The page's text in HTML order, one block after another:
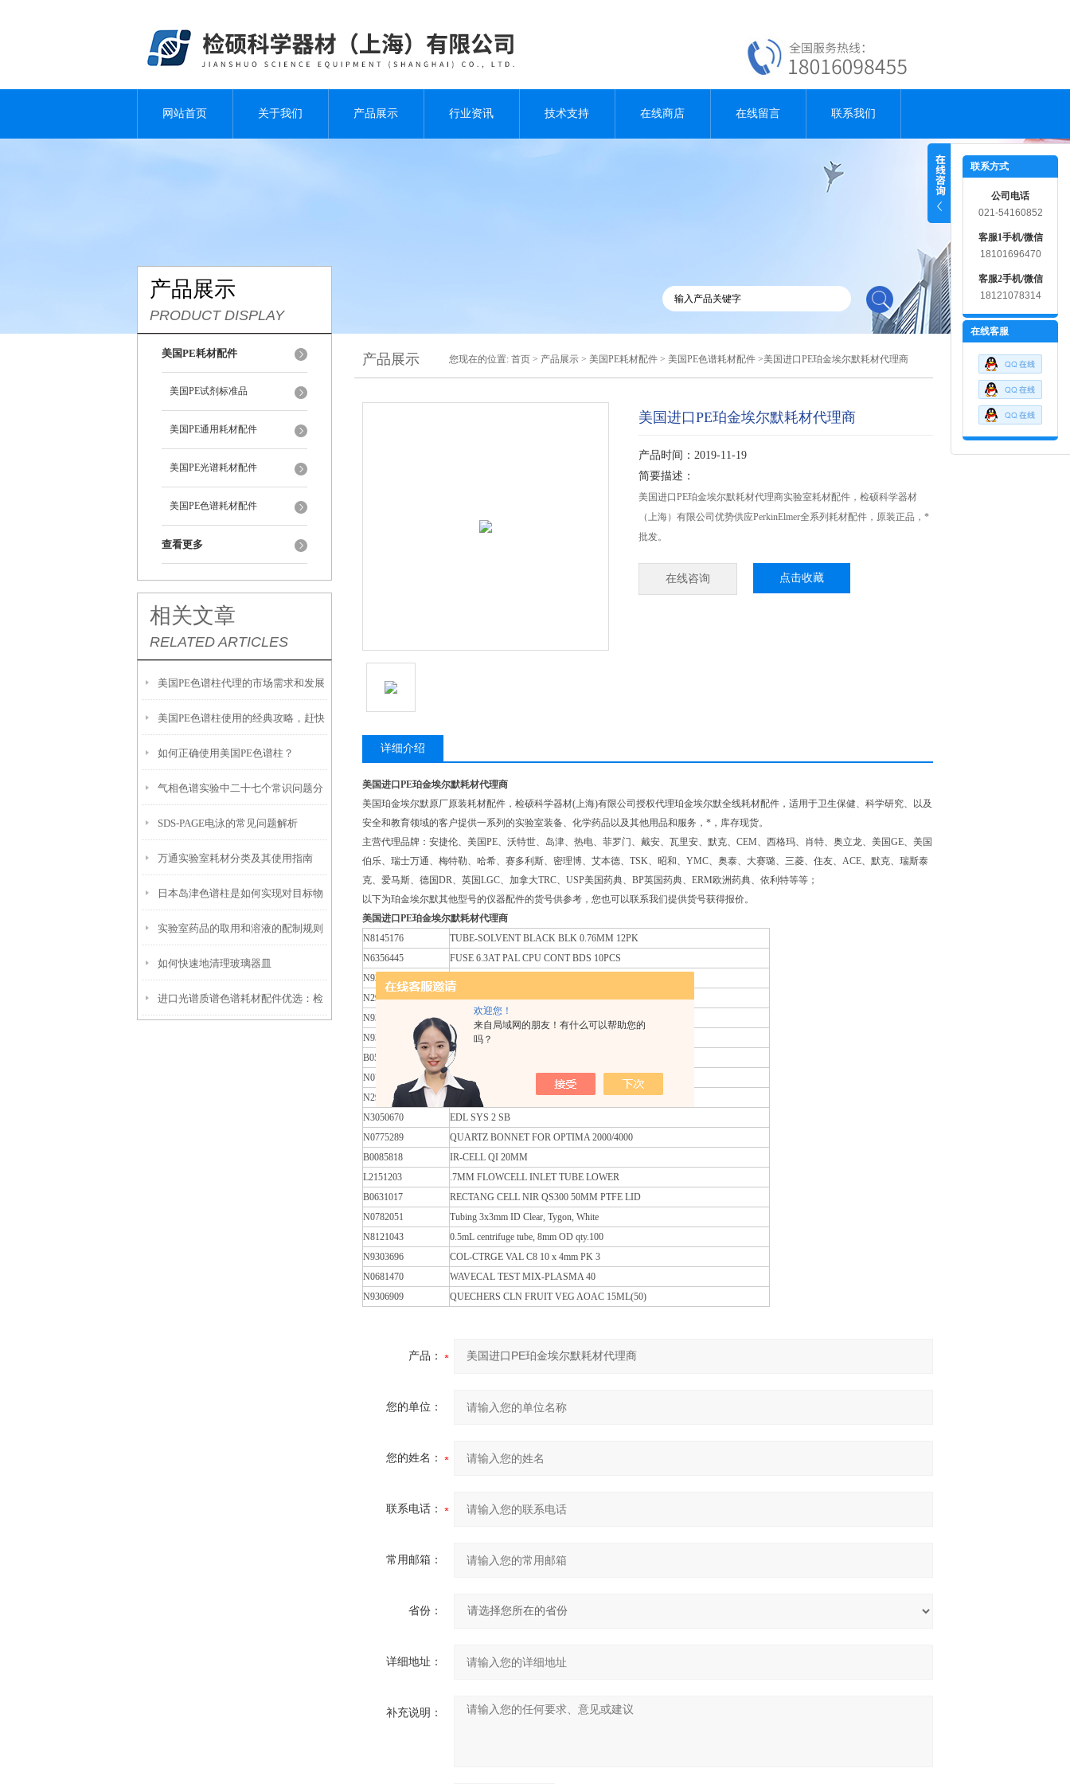
欢迎您！
来自局域网的朋友！有什么可以帮助您的
吗？
网站首页 关于我们 产品展示 行业资讯 技术支持 在线商店 在线留言 联系我们
产品展示
PRODUCT DISPLAY
美国PE耗材配件
美国PE试剂标准品
美国PE通用耗材配件
美国PE光谱耗材配件
美国PE色谱耗材配件
查看更多
相关文章
RELATED ARTICLES
美国PE色谱柱代理的市场需求和发展
前景如何？
美国PE色谱柱使用的经典攻略，赶快
收藏！
如何正确使用美国PE色谱柱？
气相色谱实验中二十七个常识问题分
析
SDS-PAGE电泳的常见问题解析
万通实验室耗材分类及其使用指南
日本岛津色谱柱是如何实现对目标物
质的分离与纯化的？
实验室药品的取用和溶液的配制规则
如何快速地清理玻璃器皿
进口光谱质谱色谱耗材配件优选：检
产品展示 您现在的位置: 首页 > 产品展示 > 美国PE耗材配件 > 美国PE色谱耗材配件 >美国进口PE珀金埃尔默耗材代理商
美国进口PE珀金埃尔默耗材代理商
产品时间：2019-11-19
简要描述：
美国进口PE珀金埃尔默耗材代理商实验室耗材配件，检硕科学器材
（上海）有限公司优势供应PerkinElmer全系列耗材配件，原装正品，*
批发。
在线咨询 点击收藏
详细介绍
美国进口PE珀金埃尔默耗材代理商
美国珀金埃尔默原厂原装耗材配件，检硕科学器材(上海)有限公司授权代理珀金埃尔默全线耗材配件，适用于卫生保健、科学研究、以及
安全和教育领域的客户提供一系列的实验室装备、化学药品以及其他用品和服务，*，库存现货。
主营代理品牌：安捷伦、美国PE、沃特世、岛津、热电、菲罗门、戴安、瓦里安、默克、CEM、西格玛、肖特、奥立龙、美国GE、美国
伯乐、瑞士万通、梅特勒、哈希、赛多利斯、密理博、艾本德、TSK、昭和、YMC、奥泰、大赛璐、三菱、住友、ACE、默克、瑞斯泰
克、爱马斯、德国DR、英国LGC、加拿大TRC、USP美国药典、BP英国药典、ERM欧洲药典、依利特等等；
以下为珀金埃尔默其他型号的仪器配件的货号供参考，您也可以联系我们提供货号获得报价。
美国进口PE珀金埃尔默耗材代理商
N8145176
TUBE-SOLVENT BLACK BLK 0.76MM 12PK
N6356445
FUSE 6.3AT PAL CPU CONT BDS 10PCS
N9302990
5mL PTFE LUERLOCK SALTLINE SYRING 1/PK
N2916083
GASKET-DARWIN OVEN DOOR
N9306691
COL-SPRA PLY HLB 60 200MG/LRC (50)
N9303700
COL-CTRGE VAL CYA0 x 4mm PK3
B0507949
TUBING ADAPTER N
N0777493
Tracey PFA44 Spray Chamber ELAN
N2930313
2500UL SAMPLE SYRINGE STARTING KIT
N3050670
EDL SYS 2 SB
N0775289
QUARTZ BONNET FOR OPTIMA 2000/4000
B0085818
IR-CELL QI 20MM
L2151203
.7MM FLOWCELL INLET TUBE LOWER
B0631017
RECTANG CELL NIR QS300 50MM PTFE LID
N0782051
Tubing 3x3mm ID Clear, Tygon, White
N8121043
0.5mL centrifuge tube, 8mm OD qty.100
N9303696
COL-CTRGE VAL C8 10 x 4mm PK 3
N0681470
WAVECAL TEST MIX-PLASMA 40
N9306909
QUECHERS CLN FRUIT VEG AOAC 15ML(50)
产品：
您的单位：
您的姓名：
联系电话：
常用邮箱：
省份：
详细地址：
补充说明：
联系方式
公司电话
021-54160852
客服1手机/微信
18101696470
客服2手机/微信
18121078314
在线客服